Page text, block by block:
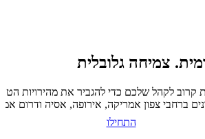
צמיחה גלובלית
קרוב לקהל שלכם כדי להגביר את מהירויות
ברחבי צפון אמריקה, אירופה, אסיה ודרום
התחילו